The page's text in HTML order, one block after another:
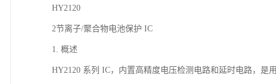
HY2120
2节离子/聚合物电池保护 IC
1. 概述
HY2120 系列 IC，内置高精度电压检测电路和延时电路，是